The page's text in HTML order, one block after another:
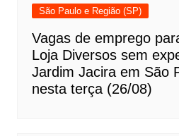
São Paulo e Região (SP)
Vagas de emprego
Loja Diversos sem
Jardim Jacira em São
nesta terça (26/08)